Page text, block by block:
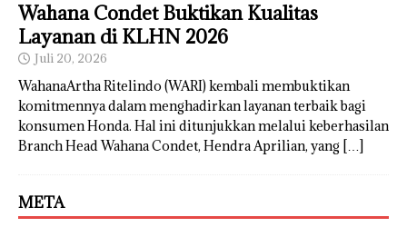
Wahana Condet Buktikan Kualitas
Layanan di KLHN 2026
Juli 20, 2026
WahanaArtha Ritelindo (WARI) kembali membuktikan
komitmennya dalam menghadirkan layanan terbaik bagi
konsumen Honda. Hal ini ditunjukkan melalui keberhasilan
Branch Head Wahana Condet, Hendra Aprilian, yang […]
META